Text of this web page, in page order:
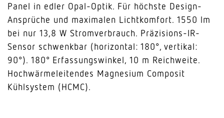
Panel in edler Opal-Optik. Für höchste Design-
Ansprüche und maximalen Lichtkomfort. 1550 lm
bei nur 13,8 W Stromverbrauch. Präzisions-IR-
Sensor schwenkbar (horizontal: 180°, vertikal:
90°). 180° Erfassungswinkel, 10 m Reichweite.
Hochwärmeleitendes Magnesium Composit
Kühlsystem (HCMC).